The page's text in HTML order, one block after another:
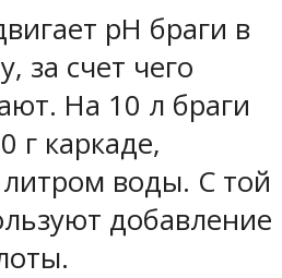
рН браги в
за счет чего
На 10 л браги
г каркаде,
воды. С той
добавление